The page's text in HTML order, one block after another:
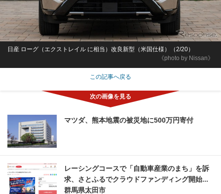
《photo by Nissan》
日産 ローグ（エクストレイル に相当）改良新型（米国仕様）（2/20）
この記事へ戻る
マツダ、熊本地震の被災地に500万円寄付
レーシングコースで「自動車産業のまち」を訴
求、さとふるでクラウドファンディング開始...
群馬県太田市